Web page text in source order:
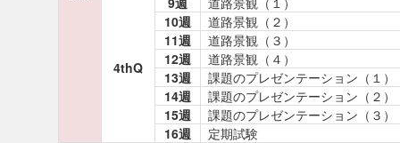
4thQ
10週
道路景観（２）
11週
道路景観（３）
12週
道路景観（４）
13週
課題のプレゼンテーション（１）
14週
課題のプレゼンテーション（２）
15週
課題のプレゼンテーション（３）
16週
定期試験